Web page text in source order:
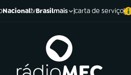
NacionaltvBrasilmais carta de serviço